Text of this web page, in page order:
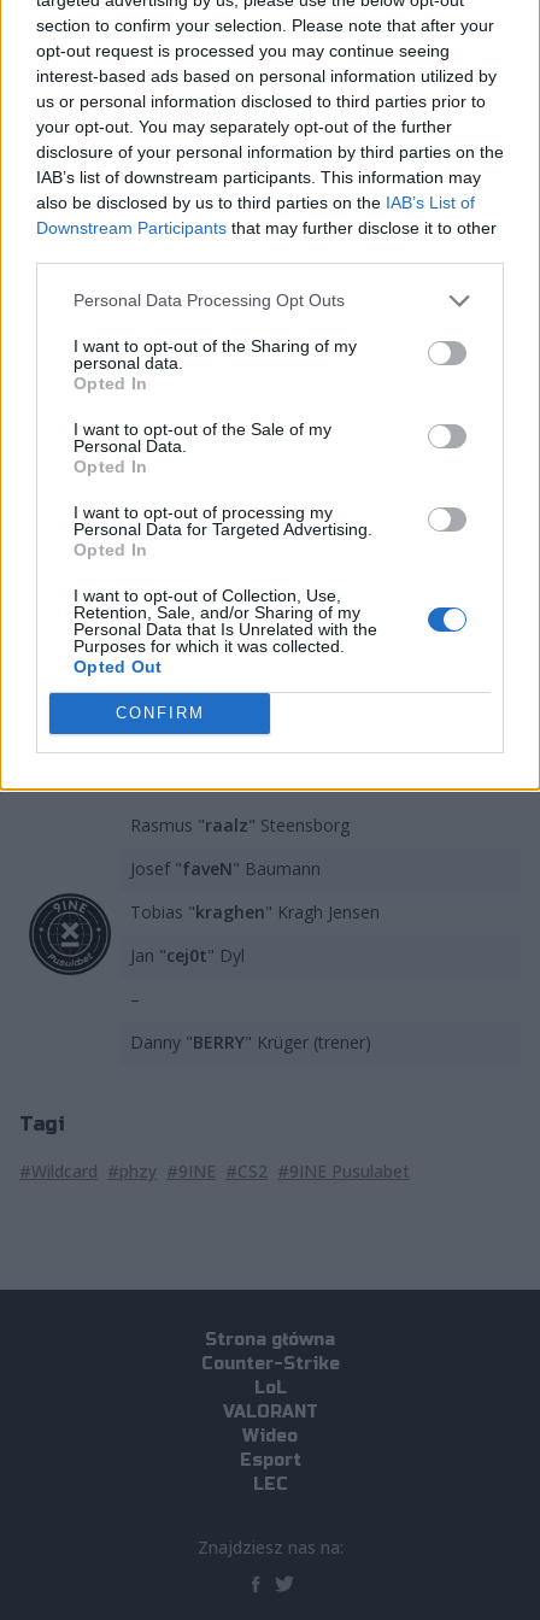
section to confirm your selection. Please note that after your
opt-out request is processed you may continue seeing
interest-based ads based on personal information utilized by
us or personal information disclosed to third parties prior to
your opt-out. You may separately opt-out of the further
disclosure of your personal information by third parties on the
IAB’s list of downstream participants. This information may
also be disclosed by us to third parties on the IAB’s List of
Downstream Participants that may further disclose it to other
Personal Data Processing Opt Outs
I want to opt-out of the Sharing of my
personal data.
Opted In
I want to opt-out of the Sale of my
Personal Data.
Opted In
I want to opt-out of processing my
Personal Data for Targeted Advertising.
Opted In
I want to opt-out of Collection, Use,
Retention, Sale, and/or Sharing of my
Personal Data that Is Unrelated with the
Purposes for which it was collected.
Opted Out
CONFIRM
Mieliśmy nadzieję, że będziemy kontynuować grę z
phzym. Szczególnie po ostatnich mocnych rezultatach
i z uwagi na stabilizację, którą wniósł on do drużyny.
Niemniej Wildcard na wczesnym etapie sierpnia
zawróciło phzy'ego, a my od tego czasu prowadziliśmy
dialog, by znaleźć rozwiązanie odpowiednie dla
wszystkich stron. Niestety nie byliśmy w stanie go
znaleźć– możemy wyczytać wkomunikacie9INE.
CZYTAJ TEŻ:smooya zagra w barwach NIP-u!
Tak więc 4 września phzy wróci do Stanów
Zjednoczonych. Do momentu, aż znajdziemy
długoterminowe zastępstwo, będziemy korzystać z
usług zmienników na najbliższych lanach. Ogromne
podziękowania dla phzy'ego za ten krótki, acz słodki
okres. Życzymy mu powodzenia
– dodała organizacja. Z
phzym w składzie Dziewiątki sięgnęły m.in. po
wicemistrzostwo European Pro League Season 26 oraz
finiszowały tuż za podium DraculaN w Bukareszcie. Za
dwa tygodnie Jan "cej0t" Dyl i spółka zameldują się zaś
w Budapeszcie, gdzie wezmą udział w StarLadder
StarSeries 19. Na ten moment nie wiadomo jeszcze, kto
wówczas wesprze 9INE na pozycji snajpera. Jak widać,
czasu na znalezienie pomocy nie ma jednak zbyt wiele.
Skład 9INE Pusulabet prezentuje się
Rasmus "raalz" Steensborg
Josef "faveN" Baumann
Tobias "kraghen" Kragh Jensen
Jan "cej0t" Dyl
–
Danny "BERRY" Krüger (trener)
Tagi
#Wildcard #phzy #9INE #CS2 #9INE Pusulabet
Strona główna
Counter-Strike
LoL
VALORANT
Wideo
Esport
LEC
Znajdziesz nas na: